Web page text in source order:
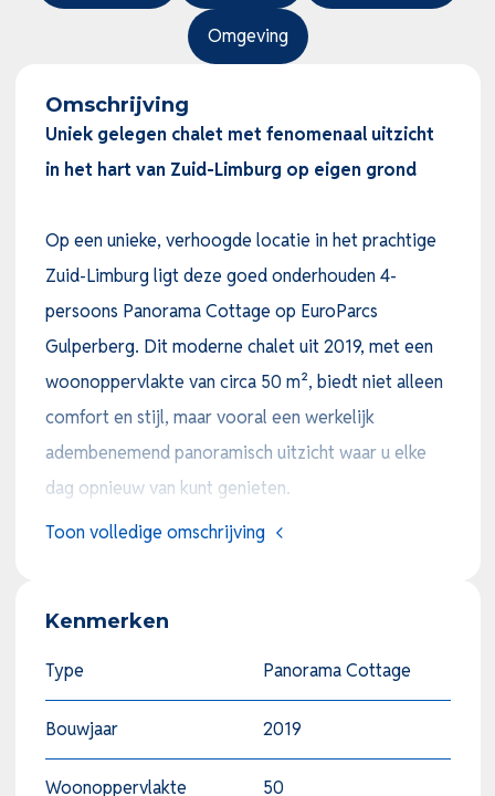
Omgeving
Omschrijving
Uniek gelegen chalet met fenomenaal uitzicht
in het hart van Zuid-Limburg op eigen grond
Op een unieke, verhoogde locatie in het prachtige
Zuid-Limburg ligt deze goed onderhouden 4-
persoons Panorama Cottage op EuroParcs
Gulperberg. Dit moderne chalet uit 2019, met een
woonoppervlakte van circa 50 m², biedt niet alleen
comfort en stijl, maar vooral een werkelijk
adembenemend panoramisch uitzicht waar u elke
dag opnieuw van kunt genieten.
optimaal tot zijn recht laten komen. De moderne
open keuken is uitgevoerd met een kookeiland en
een gezellige bar om aan te dineren, en is voorzien
van alle gemakken zoals een inductiekookplaat,
Toon volledige omschrijving
Kenmerken
Type Panorama Cottage
Bouwjaar 2019
Woonoppervlakte 50